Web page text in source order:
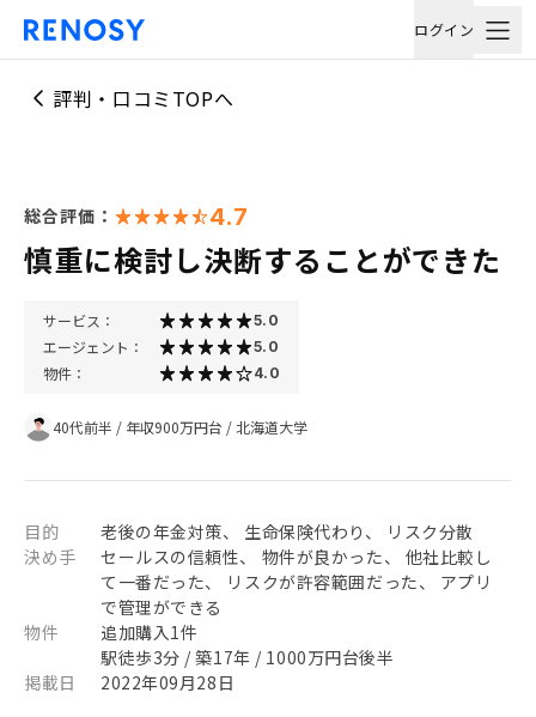
ログイン
評判・口コミTOPへ
総合評価： 4.7
慎重に検討し決断することができた
サービス： 5.0
エージェント： 5.0
物件： 4.0
40代前半 / 年収900万円台 / 北海道大学
目的
老後の年金対策、 生命保険代わり、 リスク分散
決め手
セールスの信頼性、 物件が良かった、 他社比較し
て一番だった、 リスクが許容範囲だった、 アプリ
で管理ができる
物件
追加購入1件
駅徒歩3分 / 築17年 / 1000万円台後半
掲載日
2022年09月28日